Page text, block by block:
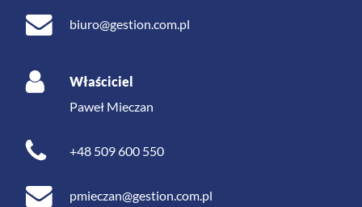
biuro@gestion.com.pl
Właściciel
Paweł Mieczan
+48 509 600 550
pmieczan@gestion.com.pl